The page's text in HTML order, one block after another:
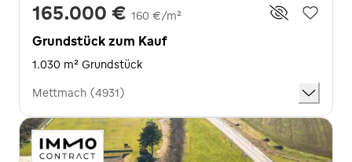
165.000 € 160 €/m²
Grundstück zum Kauf
1.030 m² Grundstück
Mettmach (4931)